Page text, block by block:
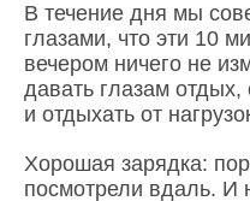
В течение дня мы
глазами, что эти 10
вечером ничего не
давать глазам отдых,
и отдыхать от
Хорошая зарядка:
посмотрели вдаль. И